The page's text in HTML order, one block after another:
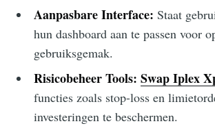
Aanpasbare Interface: Staat
hun dashboard aan te passen voor
gebruiksgemak.
Risicobeheer Tools: Swap Iplex
functies zoals stop-loss en
investeringen te beschermen.